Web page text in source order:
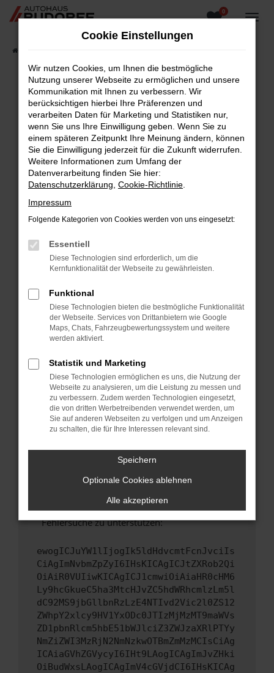
Zum
0
Fehler: Network Error
Beim Laden ist ein Fehler aufgetreten.
Hier sind ein paar Tipps, die dir helfen können:
Überprüfe deine Firewall und deine
Internetverbindung.
Laden andere Webseiten, zum Beispiel deine
Suchmaschine?
Prüfe deine Browsererweiterungen.
Manche Erweiterungen, wie Werbeblocker,
können das Laden bestimmter Seiten
verhindern. Funktioniert die Seite in einem
Fenster?
Starte dein Gerät neu.
Das kann manchmal helfen, vorübergehende
Probleme zu beheben.
Betriebssystem auf dem neuesten Stand
sind.
Veraltete Software birgt nicht nur ein
Sicherheitsrisiko, sondern kann auch dazu
führen, dass bestimmte Funktionen nicht mehr
unterstützt werden.
Wende dich an den Webseitenbetreiber.
Wenn du alle oben genannten Schritte versucht
hast, kontaktiere uns bitte. Wir werden
versuchen, das Problem zu beheben. Du kannst
uns diesen Text schicken, um uns bei der
Fehlersuche zu unterstützen:
ewogICJuYW1lIjogIk5ldHdvcmtFcnJvciIs
CiAgImNvbmZpZyI6IHsKICAgICJtZXRob2Qi
OiAiR0VUIiwKICAgICJ1cmwiOiAiaHR0cHM6
Ly9hcGkueC5ha3MtcHJvZC5hdWRhcmlzLm5l
dC92MS9jbGllbnRzLzE4NTIvd2Vic2l0ZS12
ZWhpY2xlcy9HV1YxODc0JTIzMjMzMT9maWVs
ZD1pbnRlcm5hbE51bWJlciZ3ZWJzaXRlPTYy
NmZiZWI3MzRjN2NmNzkwOTBmZmMzMCIsCiAg
ICAiaGVhZGVycyI6IHt9LAogICAgImJvZHki
OiBudWxsLAogICAgImV4cGVjdCI6IHsKICAg
Cookie Einstellungen
Wir nutzen Cookies, um Ihnen die bestmögliche
Nutzung unserer Webseite zu ermöglichen und unsere
Kommunikation mit Ihnen zu verbessern. Wir
berücksichtigen hierbei Ihre Präferenzen und
verarbeiten Daten für Marketing und Statistiken nur,
wenn Sie uns Ihre Einwilligung geben. Wenn Sie zu
einem späteren Zeitpunkt Ihre Meinung ändern, können
Sie die Einwilligung jederzeit für die Zukunft widerrufen.
Weitere Informationen zum Umfang der
Datenverarbeitung finden Sie hier:
Datenschutzerklärung Cookie-Richtlinie
Impressum
Folgende Kategorien von Cookies werden von uns eingesetzt:
Essentiell
Diese Technologien sind erforderlich, um die
Kernfunktionalität der Webseite zu gewährleisten.
Funktional
Diese Technologien bieten die bestmögliche Funktionalität
der Webseite. Services von Drittanbietern wie Google
Maps, Chats, Fahrzeugbewertungssystem und weitere
werden aktiviert.
Statistik und Marketing
Diese Technologien ermöglichen es uns, die Nutzung der
Webseite zu analysieren, um die Leistung zu messen und
zu verbessern. Zudem werden Technologien eingesetzt,
die von dritten Werbetreibenden verwendet werden, um
Sie auf anderen Webseiten zu verfolgen und um Anzeigen
zu schalten, die für Ihre Interessen relevant sind.
Speichern
Optionale Cookies ablehnen
Alle akzeptieren